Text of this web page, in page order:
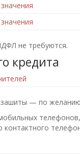
не требуются.
кредита
зашиты — по
контактного